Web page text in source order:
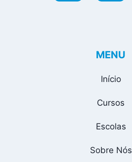
MENU
Início
Cursos
Escolas
Sobre Nós